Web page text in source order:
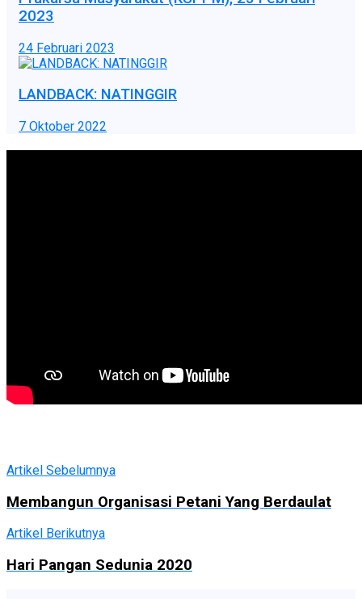
View All Result
2023
24 Februari 2023
LANDBACK: NATINGGIR
7 Oktober 2022
Artikel Sebelumnya
Membangun Organisasi Petani Yang Berdaulat
Artikel Berikutnya
Hari Pangan Sedunia 2020